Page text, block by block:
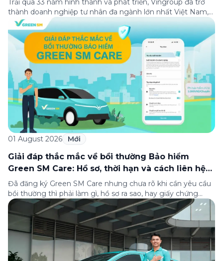
Trải qua 33 năm hình thành và phát triển, Vingroup đã trở
thành doanh nghiệp tư nhân đa ngành lớn nhất Việt Nam,
lọt Top 30 doanh nghiệp lớn nhất Đông Nam Á theo bảng
xếp hạng của Tạp chí Fortune (Mỹ). Nhân kỷ niệm 33 năm
thành lập (8/8/1993 đến 8/8/2026), Green SM trân […]
01 August 2026 Mới
Giải đáp thắc mắc về bồi thường Bảo hiểm
Green SM Care: Hồ sơ, thời hạn và cách liên hệ
hỗ trợ
Đã đăng ký Green SM Care nhưng chưa rõ khi cần yêu cầu
bồi thường thì phải làm gì, hồ sơ ra sao, hay giấy chứng
nhận bảo hiểm tìm ở đâu? Bài viết này tổng hợp đầy đủ các
câu hỏi thường gặp nhất về quy trình bồi thường và hỗ trợ
của Green […]